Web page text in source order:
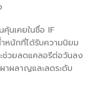
นเคยในชื่อ IF
หนักที่ได้รับความนิยม
ช่วยลดแคลอรีต่อวันลง
าผลาญและลดระดับ